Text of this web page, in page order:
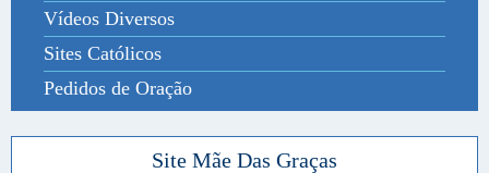
Vídeos Diversos
Sites Católicos
Pedidos de Oração
Site Mãe Das Graças